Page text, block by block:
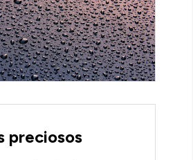
preciosos